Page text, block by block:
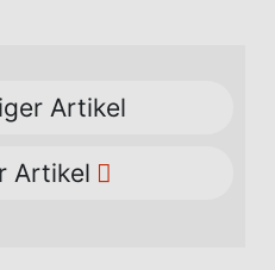
Artikel
Artikel